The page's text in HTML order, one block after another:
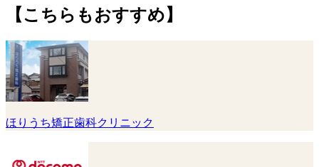
【こちらもおすすめ】
ほりうち矯正歯科クリニック